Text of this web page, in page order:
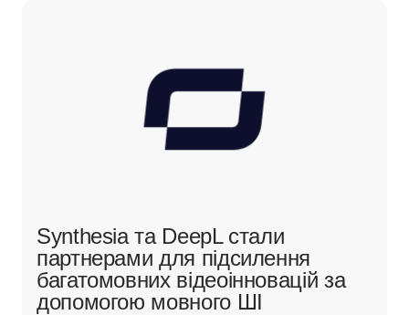
Synthesia та DeepL стали
партнерами для підсилення
багатомовних відеоінновацій за
допомогою мовного ШІ